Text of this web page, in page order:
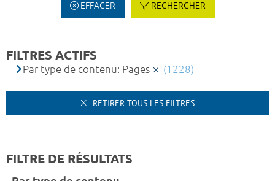
EFFACER RECHERCHER
FILTRES ACTIFS
Par type de contenu: Pages (1228)
RETIRER TOUS LES FILTRES
FILTRE DE RÉSULTATS